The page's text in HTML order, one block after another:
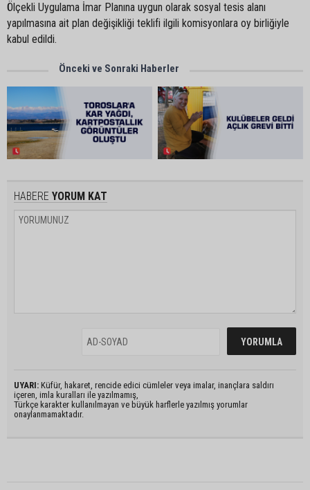
Ölçekli Uygulama İmar Planına uygun olarak sosyal tesis alanı
yapılmasına ait plan değişikliği teklifi ilgili komisyonlara oy birliğiyle
kabul edildi.
Önceki ve Sonraki Haberler
HABERE YORUM KAT
UYARI: Küfür, hakaret, rencide edici cümleler veya imalar, inançlara saldırı
içeren, imla kuralları ile yazılmamış,
Türkçe karakter kullanılmayan ve büyük harflerle yazılmış yorumlar
onaylanmamaktadır.